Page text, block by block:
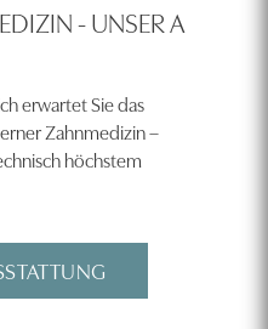
- UNSER A
erwartet Sie das
Zahnmedizin –
höchstem